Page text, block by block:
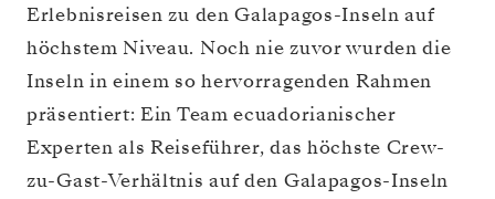
Erlebnisreisen zu den Galapagos-Inseln auf
höchstem Niveau. Noch nie zuvor wurden die
Inseln in einem so hervorragenden Rahmen
präsentiert: Ein Team ecuadorianischer
Experten als Reiseführer, das höchste Crew-
zu-Gast-Verhältnis auf den Galapagos-Inseln